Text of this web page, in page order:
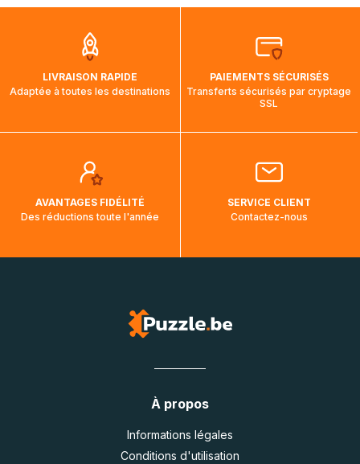
aura touché terre.
LIVRAISON RAPIDE
Adaptée à toutes les destinations
PAIEMENTS SÉCURISÉS
Transferts sécurisés par cryptage
SSL
AVANTAGES FIDÉLITÉ
Des réductions toute l'année
SERVICE CLIENT
Contactez-nous
À propos
Informations légales
Conditions d'utilisation